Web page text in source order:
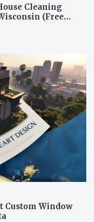
Cleaning
(Free
Custom Window